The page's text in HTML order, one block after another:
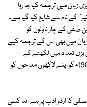
زبان میں ترجمہ کیا جا رہا
کے نام سے شایع کیا گیا ہے۔
صفی کے چار ناولوں کو
میں بھی اس کے ترجمہ کیے
بڑی تعداد میں لکھنے کے
باوجود اپنا معیار آخر تک قائم رکھا اور آخر 26 جولائی 1980ء کو اپنے لاکھوں مداحوں کو
صفی کا اردو ادب پر ہے اتنا کسی